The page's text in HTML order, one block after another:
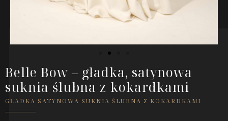
Belle Bow – gładka, satynowa
suknia ślubna z kokardkami
GŁADKA SATYNOWA SUKNIA ŚLUBNA Z KOKARDKAMI